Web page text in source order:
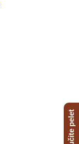
Poručite pelet